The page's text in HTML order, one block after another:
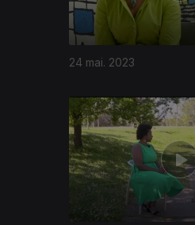
24 mai. 2023
683535